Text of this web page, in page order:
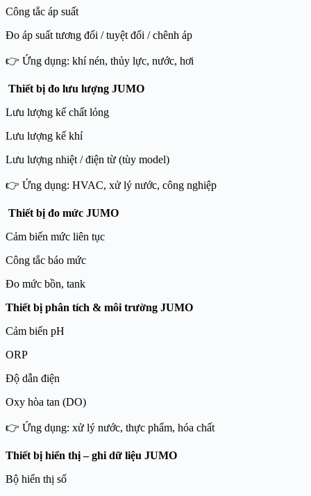
Công tắc áp suất
Đo áp suất tương đối / tuyệt đối / chênh áp
👉 Ứng dụng: khí nén, thủy lực, nước, hơi
Thiết bị đo lưu lượng JUMO
Lưu lượng kế chất lỏng
Lưu lượng kế khí
Lưu lượng nhiệt / điện từ (tùy model)
👉 Ứng dụng: HVAC, xử lý nước, công nghiệp
Thiết bị đo mức JUMO
Cảm biến mức liên tục
Công tắc báo mức
Đo mức bồn, tank
Thiết bị phân tích & môi trường JUMO
Cảm biến pH
ORP
Độ dẫn điện
Oxy hòa tan (DO)
👉 Ứng dụng: xử lý nước, thực phẩm, hóa chất
Thiết bị hiển thị – ghi dữ liệu JUMO
Bộ hiển thị số